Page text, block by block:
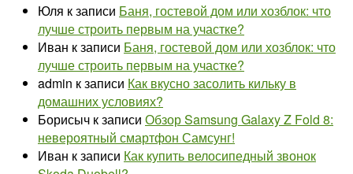
Юля к записи Баня, гостевой дом или хозблок: что
лучше строить первым на участке?
Иван к записи Баня, гостевой дом или хозблок: что
лучше строить первым на участке?
admin к записи Как вкусно засолить кильку в
домашних условиях?
Борисыч к записи Обзор Samsung Galaxy Z Fold 8:
невероятный смартфон Самсунг!
Иван к записи Как купить велосипедный звонок